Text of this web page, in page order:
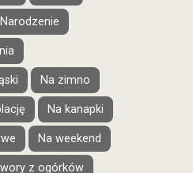
Na zimno
Na kanapki
Na weekend
z ogórków